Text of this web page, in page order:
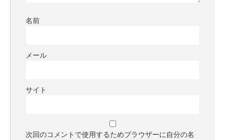
名前
メール
サイト
次回のコメントで使用するためブラウザーに自分の名